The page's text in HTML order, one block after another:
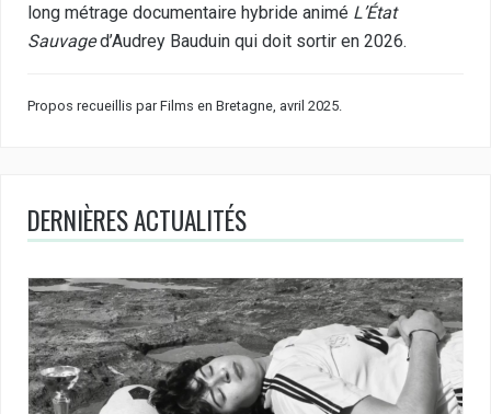
long métrage documentaire hybride animé L’État
Sauvaged’Audrey Bauduin qui doit sortir en 2026.
Propos recueillis par Films en Bretagne, avril 2025.
DERNIÈRES ACTUALITÉS